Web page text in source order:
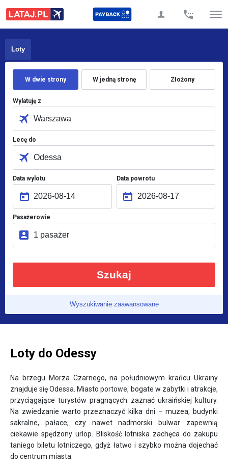
Loty
W dwie strony W jedną stronę Złożony
Wylatuję z
Lecę do
Data wylotu Data powrotu
Pasażerowie
Szukaj
Wyszukiwanie zaawansowane
Loty do Odessy
Na brzegu Morza Czarnego, na południowym krańcu Ukrainy
znajduje się Odessa. Miasto portowe, bogate w zabytki i atrakcje,
przyciągające turystów pragnących zaznać ukraińskiej kultury.
Na zwiedzanie warto przeznaczyć kilka dni – muzea, budynki
sakralne, pałace, czy nawet nadmorski bulwar zapewnią
ciekawie spędzony urlop. Bliskość lotniska zachęca do zakupu
taniego biletu lotniczego, gdyż łatwo i szybko można dojechać
do centrum miasta.